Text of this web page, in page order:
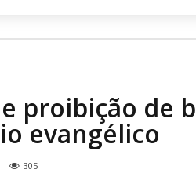
proibição de
evangélico
305